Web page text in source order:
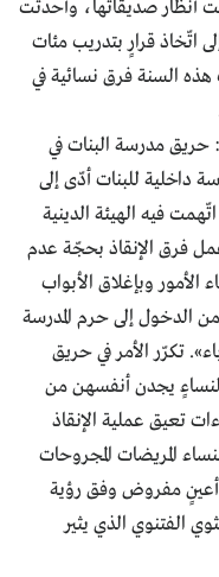
أنظار صديقاتها، وأحدثت
اتّخاذ قرارٍ بتدريب مئات
السنة فرق نسائية في
مدرسة البنات في
مدرسة داخلية للبنات أدّى إلى
فيه الهيئة الدينية
فرق الإنقاذ بحجّة عدم
الأمور وبإغلاق الأبواب
الدخول إلى حرم المدرسة
تكرّر الأمر في حريق
لنساءٍ يجدن أنفسهن من
تعيق عملية الإنقاذ
المريضات المجروحات
أعينٍ مفروض وفق رؤية
الفتنوي الذي يثير